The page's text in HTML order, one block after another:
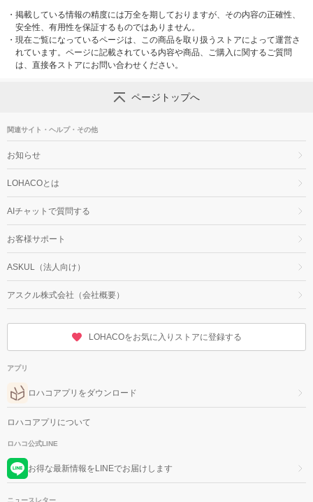
・ 掲載している情報の精度には万全を期しておりますが、その内容の正確性、
安全性、有用性を保証するものではありません。
・ 現在ご覧になっているページは、この商品を取り扱うストアによって運営さ
れています。ページに記載されている内容や商品、ご購入に関するご質問
は、直接各ストアにお問い合わせください。
ページトップへ
関連サイト・ヘルプ・その他
お知らせ
LOHACOとは
AIチャットで質問する
お客様サポート
ASKUL（法人向け）
アスクル株式会社（会社概要）
LOHACOをお気に入りストアに登録する
アプリ
ロハコアプリをダウンロード
ロハコアプリについて
ロハコ公式LINE
お得な最新情報をLINEでお届けします